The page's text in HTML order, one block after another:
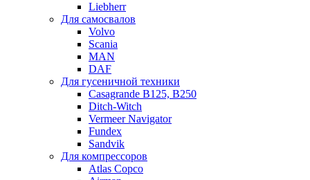
Liebherr
Для самосвалов
Volvo
Scania
MAN
DAF
Для гусеничной техники
Casagrande B125, B250
Ditch-Witch
Vermeer Navigator
Fundex
Sandvik
Для компрессоров
Atlas Copco